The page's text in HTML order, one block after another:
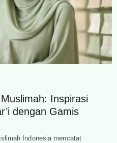
Inspirasi
dengan Gamis
Indonesia mencatat